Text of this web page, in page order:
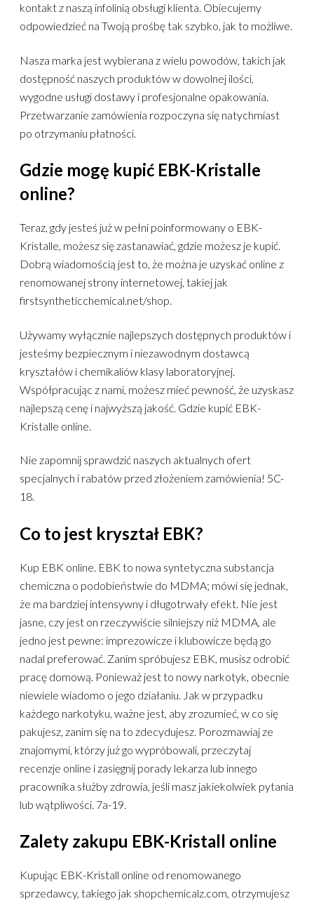
kontakt z naszą infolinią obsługi klienta. Obiecujemy
odpowiedzieć na Twoją prośbę tak szybko, jak to możliwe.
Nasza marka jest wybierana z wielu powodów, takich jak
dostępność naszych produktów w dowolnej ilości,
wygodne usługi dostawy i profesjonalne opakowania.
Przetwarzanie zamówienia rozpoczyna się natychmiast
po otrzymaniu płatności.
Gdzie mogę kupić EBK-Kristalle
online?
Teraz, gdy jesteś już w pełni poinformowany o EBK-
Kristalle, możesz się zastanawiać, gdzie możesz je kupić.
Dobrą wiadomością jest to, że można je uzyskać online z
renomowanej strony internetowej, takiej jak
firstsyntheticchemical.net/shop.
Używamy wyłącznie najlepszych dostępnych produktów i
jesteśmy bezpiecznym i niezawodnym dostawcą
kryształów i chemikaliów klasy laboratoryjnej.
Współpracując z nami, możesz mieć pewność, że uzyskasz
najlepszą cenę i najwyższą jakość. Gdzie kupić EBK-
Kristalle online.
Nie zapomnij sprawdzić naszych aktualnych ofert
specjalnych i rabatów przed złożeniem zamówienia! 5C-
18.
Co to jest kryształ EBK?
Kup EBK online. EBK to nowa syntetyczna substancja
chemiczna o podobieństwie do MDMA; mówi się jednak,
że ma bardziej intensywny i długotrwały efekt. Nie jest
jasne, czy jest on rzeczywiście silniejszy niż MDMA, ale
jedno jest pewne: imprezowicze i klubowicze będą go
nadal preferować. Zanim spróbujesz EBK, musisz odrobić
pracę domową. Ponieważ jest to nowy narkotyk, obecnie
niewiele wiadomo o jego działaniu. Jak w przypadku
każdego narkotyku, ważne jest, aby zrozumieć, w co się
pakujesz, zanim się na to zdecydujesz. Porozmawiaj ze
znajomymi, którzy już go wypróbowali, przeczytaj
recenzje online i zasięgnij porady lekarza lub innego
pracownika służby zdrowia, jeśli masz jakiekolwiek pytania
lub wątpliwości. 7a-19.
Zalety zakupu EBK-Kristall online
Kupując EBK-Kristall online od renomowanego
sprzedawcy, takiego jak shopchemicalz.com, otrzymujesz